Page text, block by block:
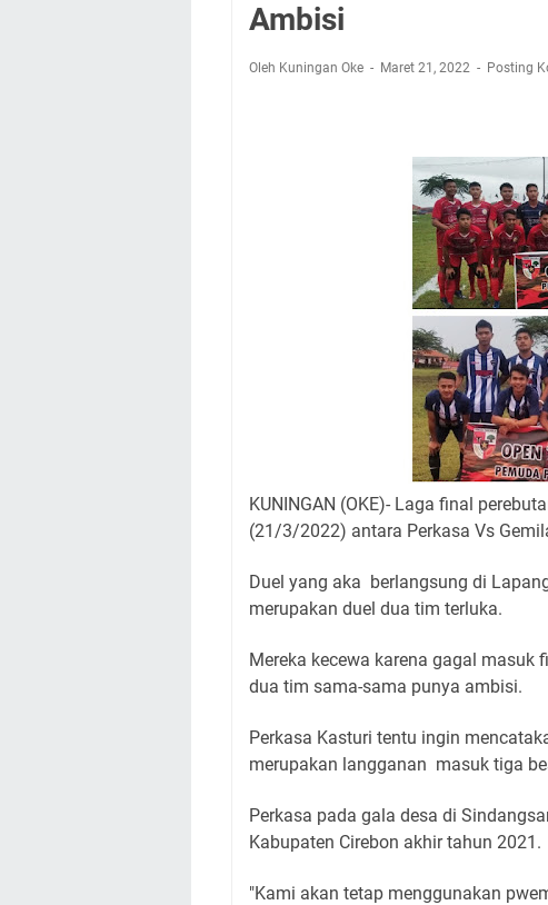
Sudahkah Kita Merdeka
Ambisi
Oleh Kuningan Oke Maret 21, 2022 Posting
KUNINGAN (OKE)- Laga final
(21/3/2022) antara Perkasa Vs
Duel yang aka berlangsung di
merupakan duel dua tim terluka.
Mereka kecewa karena gagal masuk
dua tim sama-sama punya ambisi.
Perkasa Kasturi tentu ingin
merupakan langganan masuk tiga
Perkasa pada gala desa di
Kabupaten Cirebon akhir tahun 2021.
"Kami akan tetap menggunakan